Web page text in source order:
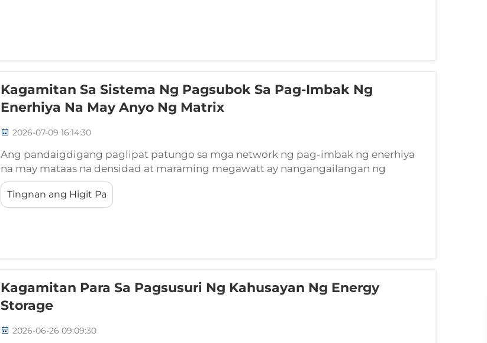
Kagamitan Sa Sistema Ng Pagsubok Sa Pag-Imbak Ng
Enerhiya Na May Anyo Ng Matrix
2026-07-09 16:14:30
Ang pandaigdigang paglipat patungo sa mga network ng pag-imbak ng enerhiya
na may mataas na densidad at maraming megawatt ay nangangailangan ng
malalaking pag-unlad sa mga pasilidad ng pagsusuri sa laboratorio. Habang ang
komersyal na disenyo ng battery PACK ay lumalaki hanggang sa libo-libong volts at
sa mga kumplikadong parallel configuration...
Tingnan ang Higit Pa
Kagamitan Para Sa Pagsusuri Ng Kahusayan Ng Energy
Storage
2026-06-26 09:09:30